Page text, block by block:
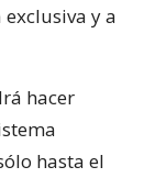
y a
hacer
hasta el